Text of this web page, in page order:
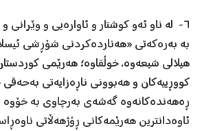
٦- له ناو ئەو کوشتار و ئاوارەیی و وێرانی و
بە بەرەکەتی «هەناردەکردنی شۆڕشی
ھیلالی شیعەوە، خوڵقاوە؛ هەرێمی
کووڕییەکان و ھەبوونی ناڕەزایەتی
ڕەھەندەکانەوە گەشەی بەرچاوی بە خۆوە
ئاوەدانترین هەرێمەکانی ڕۆژهەڵاتی